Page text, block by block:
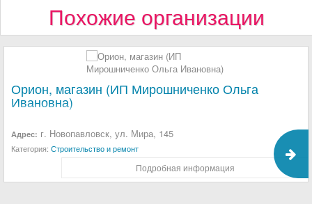
Похожие организации
Орион, магазин (ИП Мирошниченко Ольга
Ивановна)
Адрес: г. Новопавловск, ул. Мира, 145
Категория: Строительство и ремонт
Подробная информация